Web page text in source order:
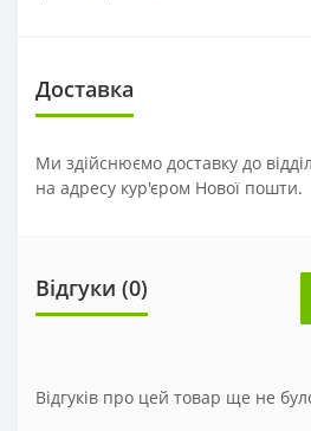
Доставка
Ми здійснюємо доставку до
на адресу кур'єром Нової пошти.
Відгуки (0)
Відгуків про цей товар ще не